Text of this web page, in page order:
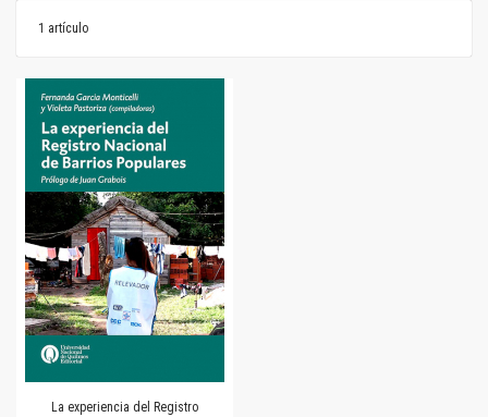
1 artículo
La experiencia del Registro